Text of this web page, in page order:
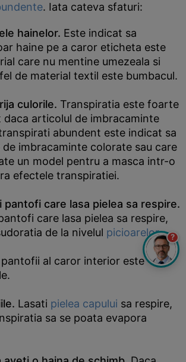
. Iata cateva sfaturi:
hainelor. Este indicat sa
haine pe a caror eticheta este
care nu mentine umezeala si
de material textil este bumbacul.
culorile. Transpiratia este foarte
daca articolul de imbracaminte
abundent este indicat sa
imbracaminte colorate sau care
un model pentru a masca intr-o
efectele transpiratiei.
pantofi care lasa pielea sa respire.
care lasa pielea sa respire,
de la nivelul picioarelor.
al caror interior este
Lasati pielea capului sa respire,
sa se poata evapora
?